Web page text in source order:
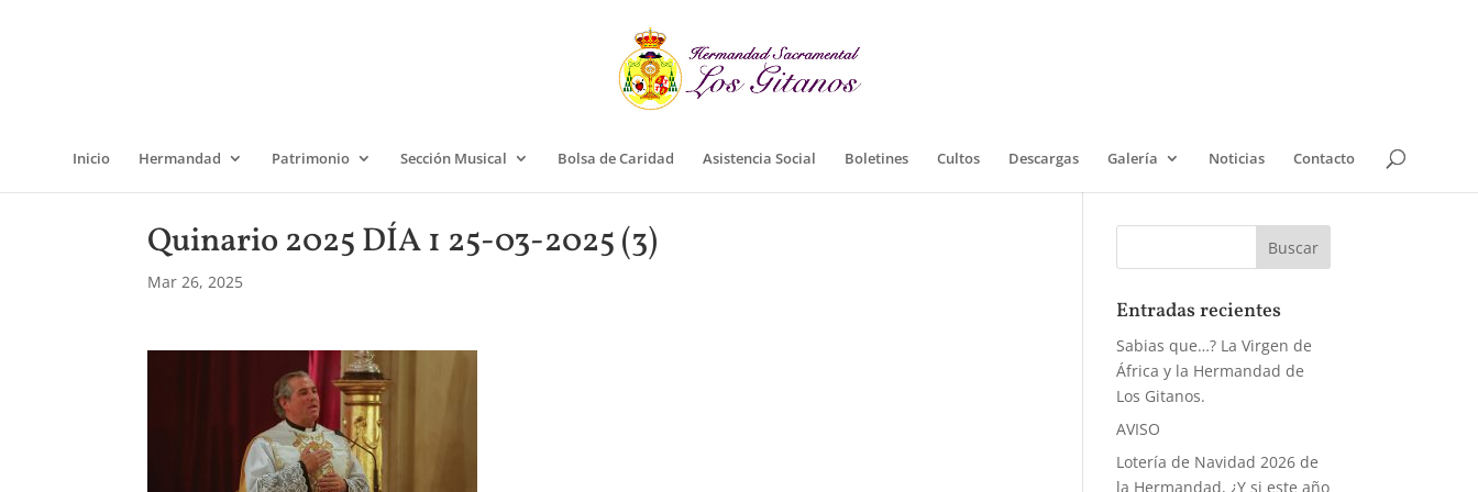
Inicio Hermandad Patrimonio Sección Musical Bolsa de Caridad Asistencia Social Boletines Cultos Descargas Galería Noticias Contacto
Quinario 2025 DÍA 1 25-03-2025 (3)
Mar 26, 2025
Entradas recientes
Sabias que…? La Virgen de
África y la Hermandad de
Los Gitanos.
AVISO
Lotería de Navidad 2026 de
la Hermandad, ¿Y si este año